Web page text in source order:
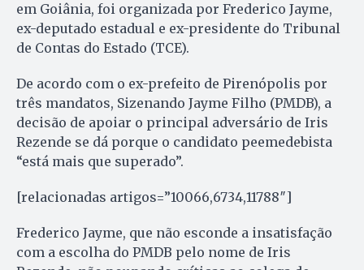
em Goiânia, foi organizada por Frederico Jayme,
ex-deputado estadual e ex-presidente do Tribunal
de Contas do Estado (TCE).
De acordo com o ex-prefeito de Pirenópolis por
três mandatos, Sizenando Jayme Filho (PMDB), a
decisão de apoiar o principal adversário de Iris
Rezende se dá porque o candidato peemedebista
“está mais que superado”.
[relacionadas artigos=”10066,6734,11788″]
Frederico Jayme, que não esconde a insatisfação
com a escolha do PMDB pelo nome de Iris